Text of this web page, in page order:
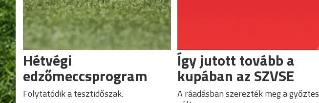
Hétvégi
edzőmeccsprogram
Folytatódik a tesztidőszak.
Így jutott tovább a
kupában az SZVSE
A ráadásban szerezték meg a győztes